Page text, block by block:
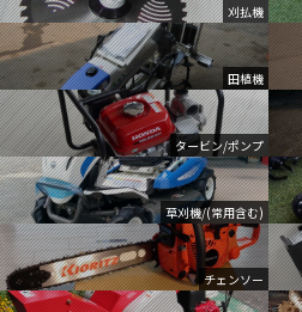
刈払機
田植機
タービン/ポンプ
草刈機/(常用含む)
チェンソー